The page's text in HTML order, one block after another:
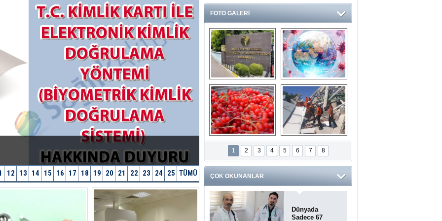
12 13 14 15 16 17 18 19 20 21 22 23 24 25 TÜMÜ
FOTO GALERİ
Ve burası da bir
devlet hastanesi
14 soruda
Koronavirüs
hakkında kendinizi
test edin...
Gilaburu meyvesi
kanserden koruyor
Endonezya’daki
deprem: Ölü sayısı
bin 203'e yükseldi
1 2 3 4 5 6 7 8
ÇOK OKUNANLAR
Dünyada
Sadece 67